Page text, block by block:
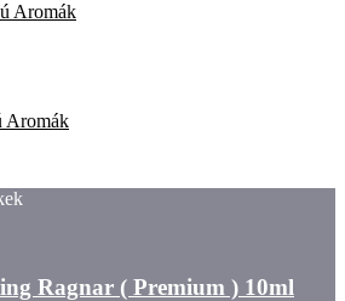
Aromák
Aromák
Ragnar ( Premium ) 10ml